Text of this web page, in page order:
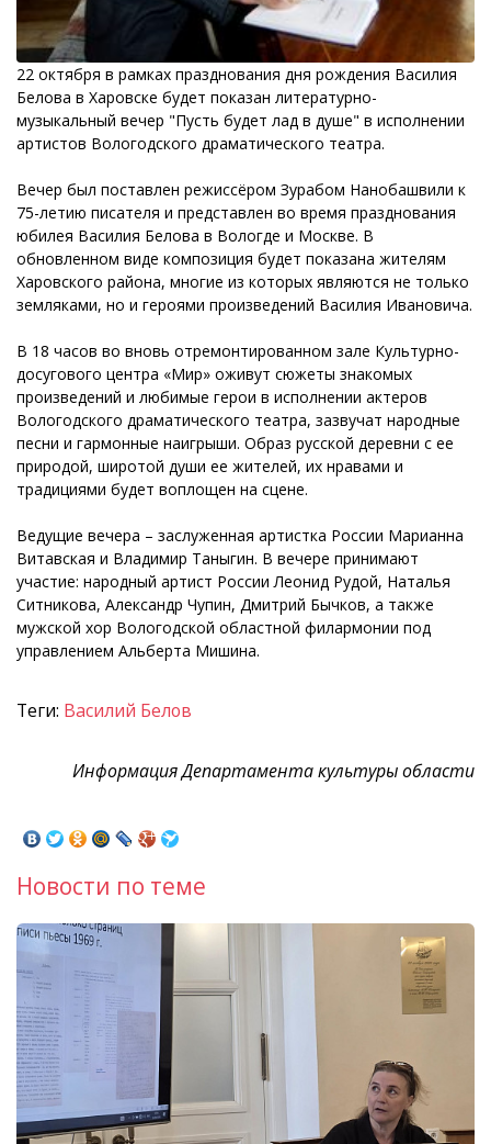
22 октября в рамках празднования дня рождения Василия
Белова в Харовске будет показан литературно-
музыкальный вечер "Пусть будет лад в душе" в исполнении
артистов Вологодского драматического театра.
Вечер был поставлен режиссёром Зурабом Нанобашвили к
75-летию писателя и представлен во время празднования
юбилея Василия Белова в Вологде и Москве. В
обновленном виде композиция будет показана жителям
Харовского района, многие из которых являются не только
земляками, но и героями произведений Василия Ивановича.
В 18 часов во вновь отремонтированном зале Культурно-
досугового центра «Мир» оживут сюжеты знакомых
произведений и любимые герои в исполнении актеров
Вологодского драматического театра, зазвучат народные
песни и гармонные наигрыши. Образ русской деревни с ее
природой, широтой души ее жителей, их нравами и
традициями будет воплощен на сцене.
Ведущие вечера – заслуженная артистка России Марианна
Витавская и Владимир Таныгин. В вечере принимают
участие: народный артист России Леонид Рудой, Наталья
Ситникова, Александр Чупин, Дмитрий Бычков, а также
мужской хор Вологодской областной филармонии под
управлением Альберта Мишина.
Теги: Василий Белов
Информация Департамента культуры области
Новости по теме